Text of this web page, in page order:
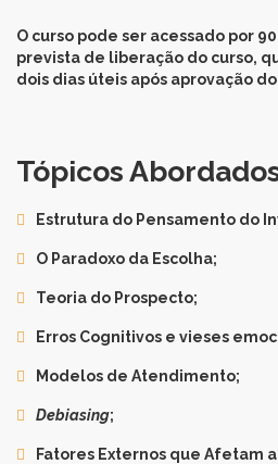
O curso pode ser acessado por
prevista de liberação do curso,
dois dias úteis após aprovação
Tópicos
Estrutura do Pensamento do
O Paradoxo da Escolha;
Teoria do Prospecto;
Erros Cognitivos e vieses
Modelos de Atendimento;
Debiasing;
Fatores Externos que Afetam